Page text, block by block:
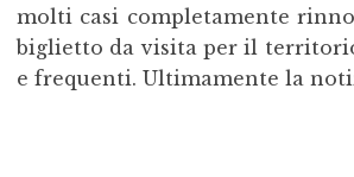
molti casi completamente
biglietto da visita per il
e frequenti. Ultimamente la